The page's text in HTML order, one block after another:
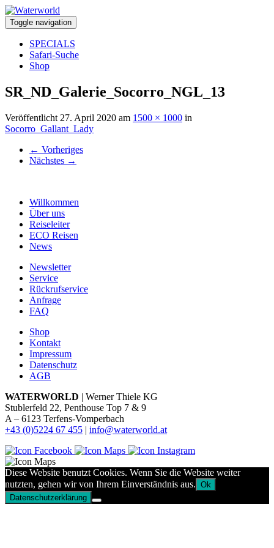
Toggle navigation
SPECIALS
Safari-Suche
Shop
SR_ND_Galerie_Socorro_NGL_13
Veröffentlicht 27. April 2020 am 1500 × 1000 in
Socorro_Gallant_Lady
← Vorheriges
Nächstes →
Willkommen
Über uns
Reiseleiter
ECO Reisen
News
Newsletter
Service
Rückrufservice
Anfrage
FAQ
Shop
Kontakt
Impressum
Datenschutz
AGB
WATERWORLD | Werner Thiele KG
Stublerfeld 22, Penthouse Top 7 & 9
A – 6123 Terfens-Vomperbach
+43 (0)5224 67 455 | info@waterworld.at
Diese Website benutzt Cookies. Wenn Sie die Website weiter
nutzten, gehen wir von Ihrem Einverständnis aus. Ok
Datenschutzerklärung